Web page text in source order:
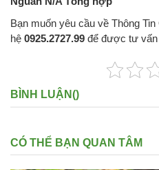
Bạn muốn yêu cầu về Thông
hệ 0925.2727.99 để được tư vấn
BÌNH LUẬN()
CÓ THỂ BẠN QUAN TÂM